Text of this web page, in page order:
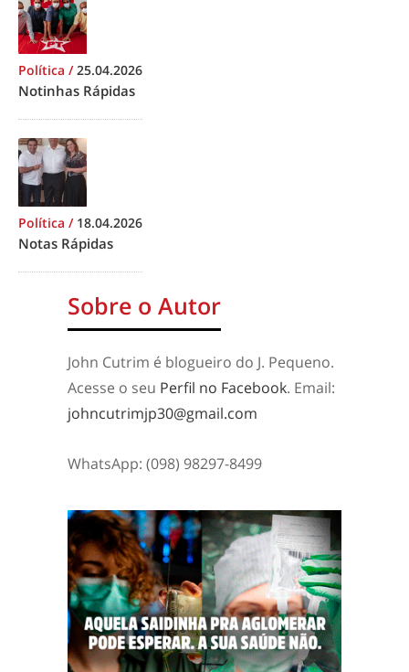
Política /25.04.2026
Notinhas Rápidas
Política / 18.04.2026
Notas Rápidas
Sobre o Autor
John Cutrim é blogueiro do J. Pequeno.
Acesse o seu Perfil no Facebook. Email:
johncutrimjp30@gmail.com
WhatsApp: (098) 98297-8499